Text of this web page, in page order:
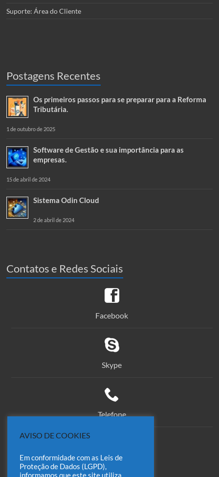
Suporte: Área do Cliente
Postagens Recentes
Os primeiros passos para se preparar para a Reforma
Tributária.
1 de outubro de 2025
Software de Gestão e sua importância para as
empresas.
15 de abril de 2024
Sistema Odin Cloud
2 de abril de 2024
Contatos e Redes Sociais
Facebook
Skype
Telefone
comercial@odin.com.br
AVISO DE COOKIES
Em conformidade com as Leis de
Proteção de Dados (LGPD),
informamos que este site utiliza